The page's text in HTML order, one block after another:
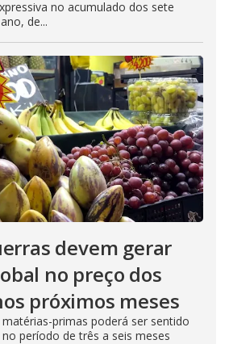
no acumulado dos sete
de...
devem gerar
no preço dos
próximos meses
primas poderá ser sentido
período de três a seis meses